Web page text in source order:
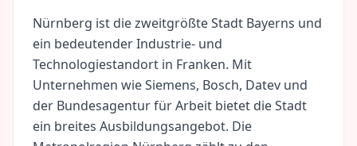
Nürnberg ist die zweitgrößte Stadt Bayerns und
ein bedeutender Industrie- und
Technologiestandort in Franken. Mit
Unternehmen wie Siemens, Bosch, Datev und
der Bundesagentur für Arbeit bietet die Stadt
ein breites Ausbildungsangebot. Die